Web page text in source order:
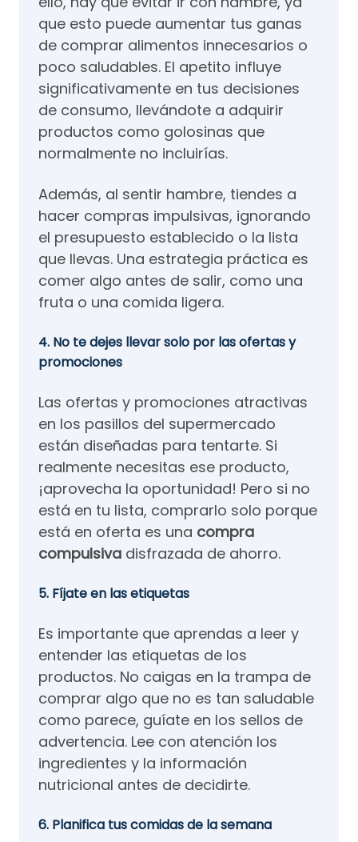
que esto puede aumentar tus ganas
de comprar alimentos innecesarios o
poco saludables. El apetito influye
significativamente en tus decisiones
de consumo, llevándote a adquirir
productos como golosinas que
normalmente no incluirías.
Además, al sentir hambre, tiendes a
hacer compras impulsivas, ignorando
el presupuesto establecido o la lista
que llevas. Una estrategia práctica es
comer algo antes de salir, como una
fruta o una comida ligera.
4. No te dejes llevar solo por las ofertas y
promociones
Las ofertas y promociones atractivas
en los pasillos del supermercado
están diseñadas para tentarte. Si
realmente necesitas ese producto,
¡aprovecha la oportunidad! Pero si no
está en tu lista, comprarlo solo porque
está en oferta es una compra
compulsiva disfrazada de ahorro.
5. Fíjate en las etiquetas
Es importante que aprendas a leer y
entender las etiquetas de los
productos. No caigas en la trampa de
comprar algo que no es tan saludable
como parece, guíate en los sellos de
advertencia. Lee con atención los
ingredientes y la información
nutricional antes de decidirte.
6. Planifica tus comidas de la semana